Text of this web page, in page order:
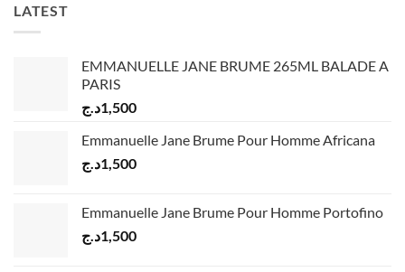
LATEST
EMMANUELLE JANE BRUME 265ML BALADE A
PARIS
1,500د.ج
Emmanuelle Jane Brume Pour Homme Africana
1,500د.ج
Emmanuelle Jane Brume Pour Homme Portofino
1,500د.ج